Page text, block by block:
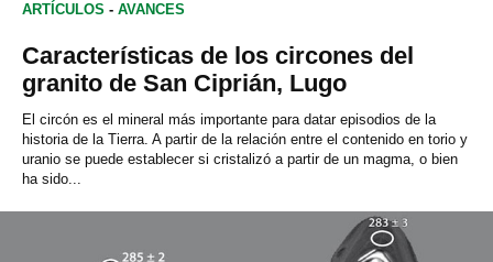
ARTÍCULOS - AVANCES
Características de los circones del
granito de San Ciprián, Lugo
El circón es el mineral más importante para datar episodios de la
historia de la Tierra. A partir de la relación entre el contenido en torio y
uranio se puede establecer si cristalizó a partir de un magma, o bien
ha sido...